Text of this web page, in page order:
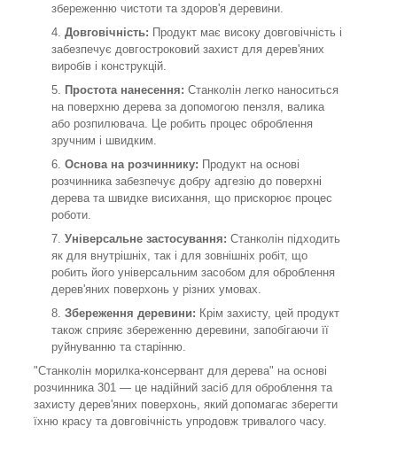
збереженню чистоти та здоров'я деревини.
Довговічність: Продукт має високу довговічність і
забезпечує довгостроковий захист для дерев'яних
виробів і конструкцій.
Простота нанесення: Станколін легко наноситься
на поверхню дерева за допомогою пензля, валика
або розпилювача. Це робить процес оброблення
зручним і швидким.
Основа на розчиннику: Продукт на основі
розчинника забезпечує добру адгезію до поверхні
дерева та швидке висихання, що прискорює процес
роботи.
Універсальне застосування: Станколін підходить
як для внутрішніх, так і для зовнішніх робіт, що
робить його універсальним засобом для оброблення
дерев'яних поверхонь у різних умовах.
Збереження деревини: Крім захисту, цей продукт
також сприяє збереженню деревини, запобігаючи її
руйнуванню та старінню.
"Станколін морилка-консервант для дерева" на основі
розчинника 301 — це надійний засіб для оброблення та
захисту дерев'яних поверхонь, який допомагає зберегти
їхню красу та довговічність упродовж тривалого часу.